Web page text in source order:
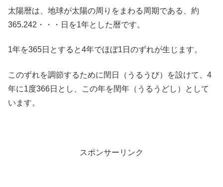
太陽暦は、地球が太陽の周りをまわる周期である、約
365.242・・・日を1年とした暦です。
1年を365日とすると4年でほぼ1日のずれが生じます。
このずれを調節するために閏日（うるうび）を設けて、4
年に1度366日とし、この年を閏年（うるうどし）として
います。
スポンサーリンク